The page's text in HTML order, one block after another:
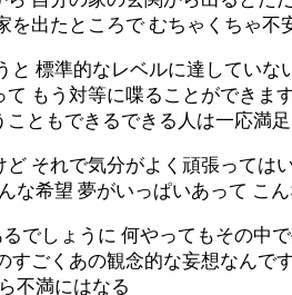
を出たところで むちゃくちゃ不
と 標準的なレベルに達してい
もう対等に喋ることができ
ともできるできる人は一応満
それで気分がよく頑張って
な希望 夢がいっぱいあって こ
でしょうに 何やってもその中
すごくあの観念的な妄想なん
不満にはなる